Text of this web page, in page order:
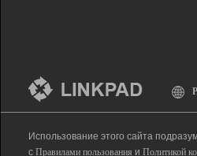
Использование этого сайта
с Правилами пользования и Политикой